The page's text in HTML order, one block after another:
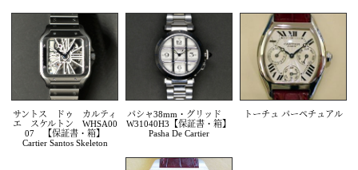
サントス ドゥ カルティ
エ スケルトン WHSA00
07 【保証書・箱】
Cartier Santos Skeleton
パシャ38mm・グリッド
W31040H3【保証書・箱】
Pasha De Cartier
トーチュ パーペチュアル